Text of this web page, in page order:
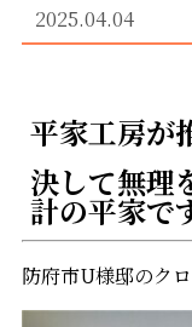
2025.04.04
平家工房が
決して無理
計の平家で
防府市U様邸のク